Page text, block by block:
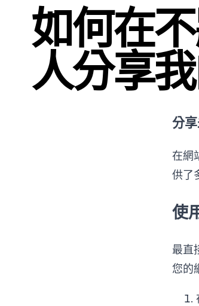
如何在
人分享
分
在網
供了
使
最直
您的